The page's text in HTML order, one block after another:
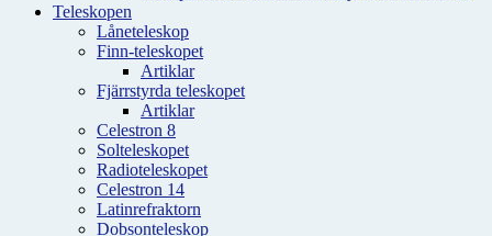
Teleskopen
Låneteleskop
Finn-teleskopet
Artiklar
Fjärrstyrda teleskopet
Artiklar
Celestron 8
Solteleskopet
Radioteleskopet
Celestron 14
Latinrefraktorn
Dobsonteleskop